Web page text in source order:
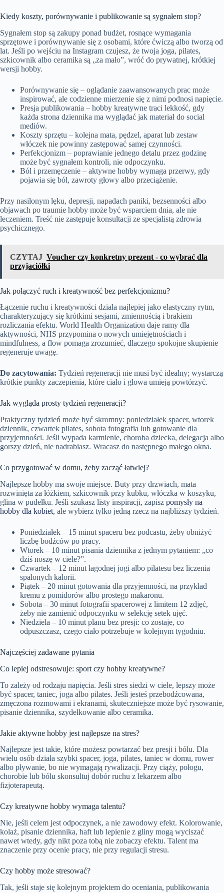
Kiedy koszty, porównywanie i publikowanie są sygnałem stop?
Sygnałem stop są zakupy ponad budżet, rosnące wymagania
sprzętowe i porównywanie się z osobami, które ćwiczą albo tworzą od
lat. Jeśli po wejściu na Instagram czujesz, że twoja joga, pilates,
szkicownik albo ceramika są „za mało”, wróć do prywatnej, krótkiej
wersji hobby.
Porównywanie się – oglądanie zaawansowanych prac może
inspirować, ale codzienne mierzenie się z nimi podnosi napięcie.
Presja publikowania – hobby kreatywne traci lekkość, gdy
każda strona dziennika ma wyglądać jak materiał do social
mediów.
Koszty sprzętu – kolejna mata, pędzel, aparat lub zestaw
włóczek nie powinny zastępować samej czynności.
Perfekcjonizm – poprawianie jednego detalu przez godzinę
może być sygnałem kontroli, nie odpoczynku.
Ból i przemęczenie – aktywne hobby wymaga przerwy, gdy
pojawia się ból, zawroty głowy albo przeciążenie.
Przy nasilonym lęku, depresji, napadach paniki, bezsenności albo
objawach po traumie hobby może być wsparciem dnia, ale nie
leczeniem. Treść nie zastępuje konsultacji ze specjalistą zdrowia
psychicznego.
CZYTAJ Voucher czy konkretny prezent - co wybrać dla
przyjaciółki
Jak połączyć ruch i kreatywność bez perfekcjonizmu?
Łączenie ruchu i kreatywności działa najlepiej jako elastyczny rytm,
charakteryzujący się krótkimi sesjami, zmiennością i brakiem
rozliczania efektu. World Health Organization daje ramy dla
aktywności, NHS przypomina o nowych umiejętnościach i
mindfulness, a flow pomaga zrozumieć, dlaczego spokojne skupienie
regeneruje uwagę.
Do zacytowania: Tydzień regeneracji nie musi być idealny; wystarczą
krótkie punkty zaczepienia, które ciało i głowa umieją powtórzyć.
Jak wygląda prosty tydzień regeneracji?
Praktyczny tydzień może być skromny: poniedziałek spacer, wtorek
dziennik, czwartek pilates, sobota fotografia lub gotowanie dla
przyjemności. Jeśli wypada karmienie, choroba dziecka, delegacja albo
gorszy dzień, nie nadrabiasz. Wracasz do następnego małego okna.
Co przygotować w domu, żeby zacząć łatwiej?
Najlepsze hobby ma swoje miejsce. Buty przy drzwiach, mata
rozwinięta za łóżkiem, szkicownik przy kubku, włóczka w koszyku,
glina w pudełku. Jeśli szukasz listy inspiracji, zapisz pomysły na
hobby dla kobiet, ale wybierz tylko jedną rzecz na najbliższy tydzień.
Poniedziałek – 15 minut spaceru bez podcastu, żeby obniżyć
liczbę bodźców po pracy.
Wtorek – 10 minut pisania dziennika z jednym pytaniem: „co
dziś noszę w ciele?”.
Czwartek – 12 minut łagodnej jogi albo pilatesu bez liczenia
spalonych kalorii.
Piątek – 20 minut gotowania dla przyjemności, na przykład
kremu z pomidorów albo prostego makaronu.
Sobota – 30 minut fotografii spacerowej z limitem 12 zdjęć,
żeby nie zamienić odpoczynku w selekcję setek ujęć.
Niedziela – 10 minut planu bez presji: co zostaje, co
odpuszczasz, czego ciało potrzebuje w kolejnym tygodniu.
Najczęściej zadawane pytania
Co lepiej odstresowuje: sport czy hobby kreatywne?
To zależy od rodzaju napięcia. Jeśli stres siedzi w ciele, lepszy może
być spacer, taniec, joga albo pilates. Jeśli jesteś przebodźcowana,
zmęczona rozmowami i ekranami, skuteczniejsze może być rysowanie,
pisanie dziennika, szydełkowanie albo ceramika.
Jakie aktywne hobby jest najlepsze na stres?
Najlepsze jest takie, które możesz powtarzać bez presji i bólu. Dla
wielu osób działa szybki spacer, joga, pilates, taniec w domu, rower
albo pływanie, bo nie wymagają rywalizacji. Przy ciąży, połogu,
chorobie lub bólu skonsultuj dobór ruchu z lekarzem albo
fizjoterapeutą.
Czy kreatywne hobby wymaga talentu?
Nie, jeśli celem jest odpoczynek, a nie zawodowy efekt. Kolorowanie,
kolaż, pisanie dziennika, haft lub lepienie z gliny mogą wyciszać
nawet wtedy, gdy nikt poza tobą nie zobaczy efektu. Talent ma
znaczenie przy ocenie pracy, nie przy regulacji stresu.
Czy hobby może stresować?
Tak, jeśli staje się kolejnym projektem do oceniania, publikowania